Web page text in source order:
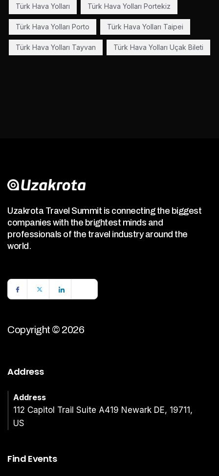
Türk Hava Yolları Türk Hava Yolları Portekiz
Türk Hava Yolları Porto Türk Hava Yolları Taipei
Türk Hava Yolları Tayvan Türk Hava Yolları Uçak Bileti
Uzakrota Travel Summit is connecting the biggest
companies with the brightest minds and
professionals of the travel industry around the
world.
Copyright © 2026
Address
Address
112 Capitol Trail Suite A419 Newark DE, 19711,
US
Find Events